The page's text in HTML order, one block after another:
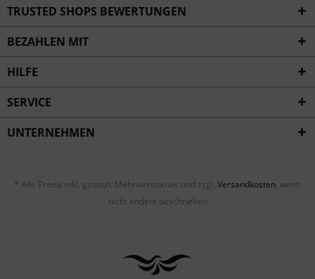
TRUSTED SHOPS BEWERTUNGEN
BEZAHLEN MIT
HILFE
SERVICE
UNTERNEHMEN
* Alle Preise inkl. gesetzl. Mehrwertsteuer und zzgl. Versandkosten, wenn
nicht anders beschrieben